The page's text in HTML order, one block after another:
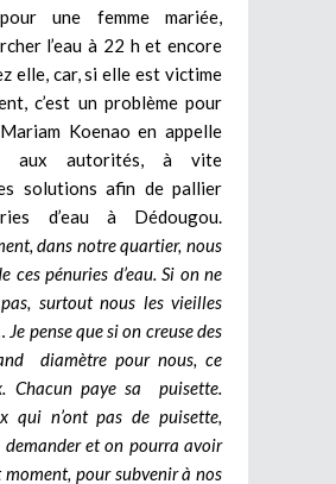
une femme mariée,
l’eau à 22 h et encore
elle, car, si elle est victime
c’est un problème pour
Koenao en appelle
aux autorités, à vite
solutions afin de pallier
d’eau à Dédougou.
dans notre quartier, nous
ces pénuries d’eau. Si on ne
surtout nous les vieilles
Je pense que si on creuse des
diamètre pour nous, ce
Chacun paye sa puisette.
qui n’ont pas de puisette,
demander et on pourra avoir
moment, pour subvenir à nos